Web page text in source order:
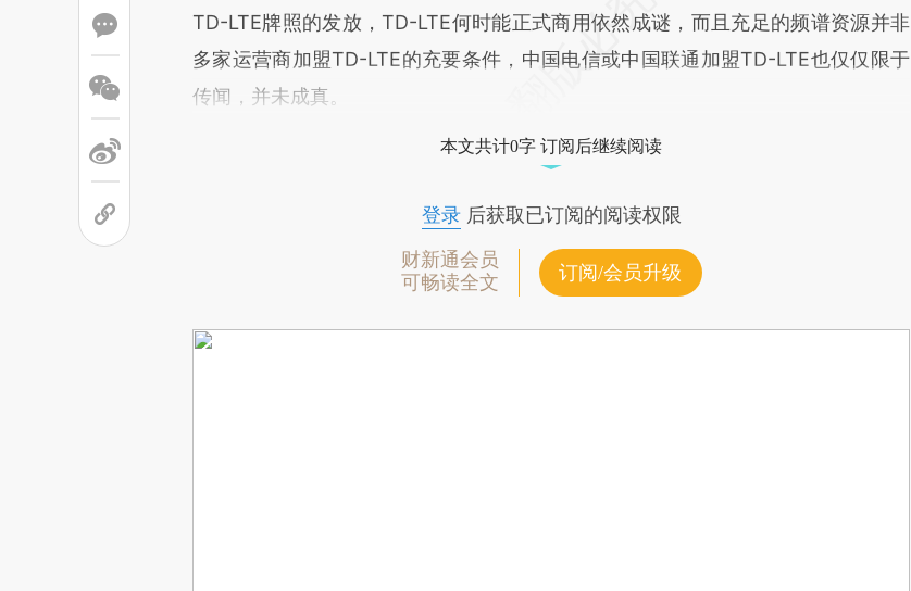
TD-LTE牌照的发放，TD-LTE何时能正式商用依然成谜，而且充足的频谱资源并非
多家运营商加盟TD-LTE的充要条件，中国电信或中国联通加盟TD-LTE也仅仅限于
传闻，并未成真。
本文共计0字 订阅后继续阅读
登录后获取已订阅的阅读权限
财新通会员
可畅读全文
订阅/会员升级